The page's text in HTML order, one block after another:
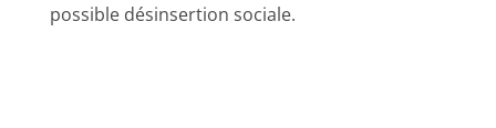
possible désinsertion sociale.